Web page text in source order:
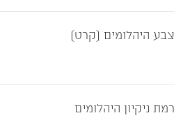
צבע היהלומים (קרט)
רמת ניקיון היהלומים